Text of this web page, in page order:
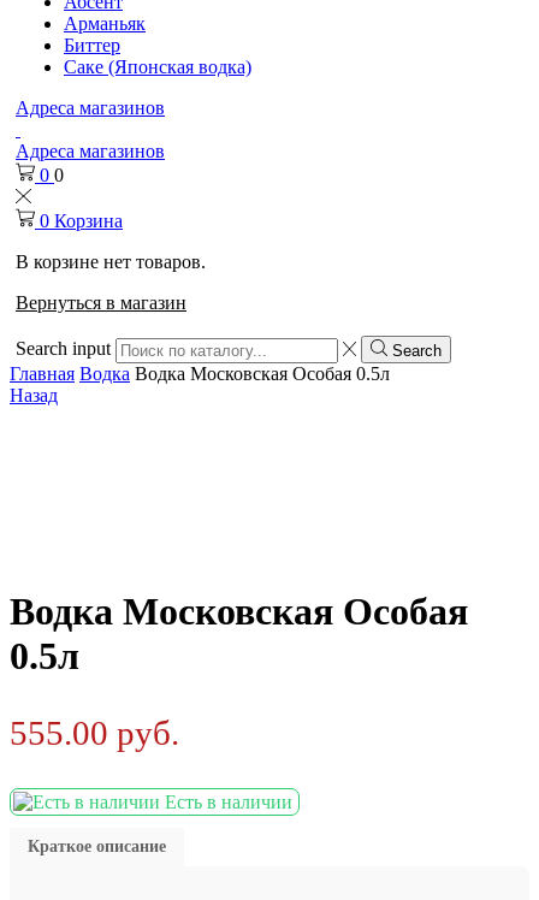
Арманьяк
Биттер
Саке (Японская водка)
Адреса магазинов
Адреса магазинов
0 0
0 Корзина
В корзине нет товаров.
Вернуться в магазин
Search input Search
Главная Водка Водка Московская Особая 0.5л
Назад
Водка Московская Особая
0.5л
555.00 руб.
Есть в наличии
Краткое описание